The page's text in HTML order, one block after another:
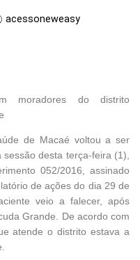
acessoneweasy
moradores do distrito
de Macaé voltou a ser
desta terça-feira (1),
052/2016, assinado
de ações do dia 29 de
veio a falecer, após
Grande. De acordo com
atende o distrito estava a